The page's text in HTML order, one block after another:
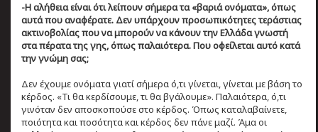
-Η αλήθεια είναι ότι λείπουν σήμερα τα «βαριά ονόματα», όπως
αυτά που αναφέρατε. Δεν υπάρχουν προσωπικότητες τεράστιας
ακτινοβολίας που να μπορούν να κάνουν την Ελλάδα γνωστή
στα πέρατα της γης, όπως παλαιότερα. Που οφείλεται αυτό κατά
την γνώμη σας;
Δεν έχουμε ονόματα γιατί σήμερα ό,τι γίνεται, γίνεται με βάση το
κέρδος. «Τι θα κερδίσουμε, τι θα βγάλουμε». Παλαιότερα, ό,τι
γινόταν δεν αποσκοπούσε στο κέρδος. Όπως καταλαβαίνετε,
ποιότητα και ποσότητα και κέρδος δεν πάνε μαζί. Άμα οι